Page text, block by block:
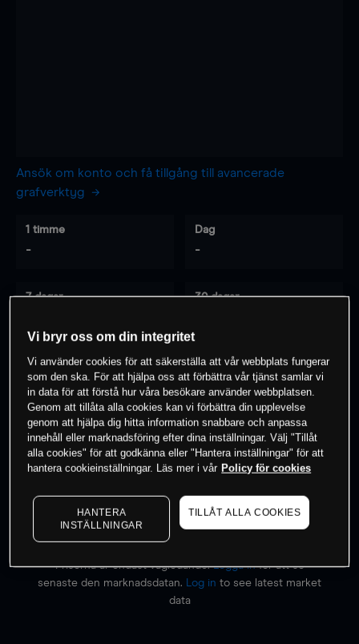
Ansök om konto och få tillgång till avancerade
grafverktyg
1 timme
-
Dag
-
7 dagar 30 dagar
0% av kunderna har en position i detta
instrument
Börja handla
Priserna är endast vägledande.Logga inför att se
senaste den marknadsdatan.
Log in to see latest market
data
Vi bryr oss om din integritet
Vi använder cookies för att säkerställa att vår webbplats fungerar
som den ska. För att hjälpa oss att förbättra vår tjänst samlar vi
in data för att förstå hur våra besökare använder webbplatsen.
Genom att tillåta alla cookies kan vi förbättra din upplevelse
genom att hjälpa dig hitta information snabbare och anpassa
innehåll eller marknadsföring efter dina inställningar. Välj "Tillåt
alla cookies" för att godkänna eller "Hantera inställningar" för att
hantera cookieinställningar. Läs mer i vår Policy för cookies
HANTERA
INSTÄLLNINGAR
TILLÅT ALLA COOKIES